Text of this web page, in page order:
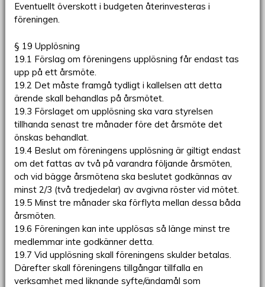
Eventuellt överskott i budgeten återinvesteras i
föreningen.
§ 19 Upplösning
19.1 Förslag om föreningens upplösning får endast tas
upp på ett årsmöte.
19.2 Det måste framgå tydligt i kallelsen att detta
ärende skall behandlas på årsmötet.
19.3 Förslaget om upplösning ska vara styrelsen
tillhanda senast tre månader före det årsmöte det
önskas behandlat.
19.4 Beslut om föreningens upplösning är giltigt endast
om det fattas av två på varandra följande årsmöten,
och vid bägge årsmötena ska beslutet godkännas av
minst 2/3 (två tredjedelar) av avgivna röster vid mötet.
19.5 Minst tre månader ska förflyta mellan dessa båda
årsmöten.
19.6 Föreningen kan inte upplösas så länge minst tre
medlemmar inte godkänner detta.
19.7 Vid upplösning skall föreningens skulder betalas.
Därefter skall föreningens tillgångar tillfalla en
verksamhet med liknande syfte/ändamål som